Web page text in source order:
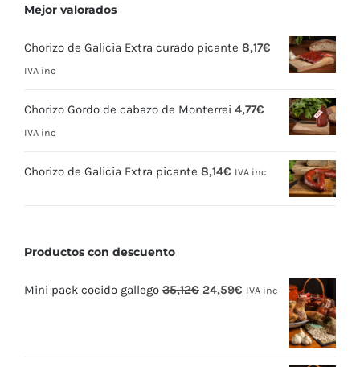
Mejor valorados
Chorizo de Galicia Extra curado picante 8,17€
IVA inc
Chorizo Gordo de cabazo de Monterrei 4,77€
IVA inc
Chorizo de Galicia Extra picante 8,14€ IVA inc
Productos con descuento
Mini pack cocido gallego 35,12€ El
24,59€ El
IVA inc